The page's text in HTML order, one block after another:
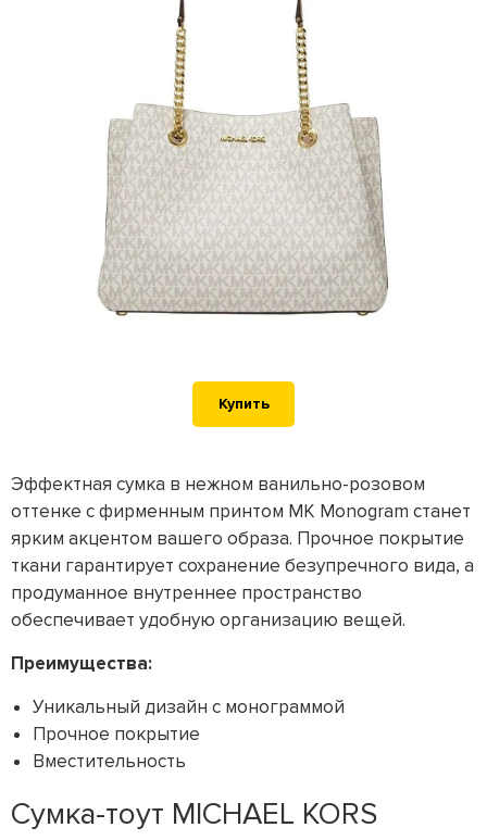
Купить
Эффектная сумка в нежном ванильно-розовом
оттенке с фирменным принтом MK Monogram станет
ярким акцентом вашего образа. Прочное покрытие
ткани гарантирует сохранение безупречного вида, а
продуманное внутреннее пространство
обеспечивает удобную организацию вещей.
Преимущества:
Уникальный дизайн с монограммой
Прочное покрытие
Вместительность
Сумка-тоут MICHAEL KORS